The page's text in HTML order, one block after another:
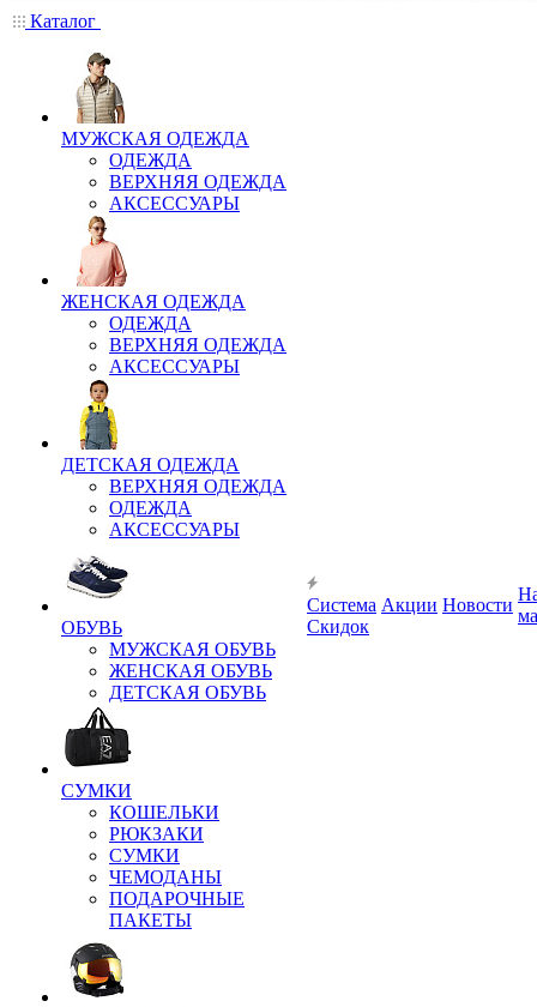
Каталог
МУЖСКАЯ ОДЕЖДА
ОДЕЖДА
ВЕРХНЯЯ ОДЕЖДА
АКСЕССУАРЫ
ЖЕНСКАЯ ОДЕЖДА
ОДЕЖДА
ВЕРХНЯЯ ОДЕЖДА
АКСЕССУАРЫ
ДЕТСКАЯ ОДЕЖДА
ВЕРХНЯЯ ОДЕЖДА
ОДЕЖДА
АКСЕССУАРЫ
ОБУВЬ
МУЖСКАЯ ОБУВЬ
ЖЕНСКАЯ ОБУВЬ
ДЕТСКАЯ ОБУВЬ
СУМКИ
КОШЕЛЬКИ
РЮКЗАКИ
СУМКИ
ЧЕМОДАНЫ
ПОДАРОЧНЫЕ
ПАКЕТЫ
Система
Скидок
Акции Новости